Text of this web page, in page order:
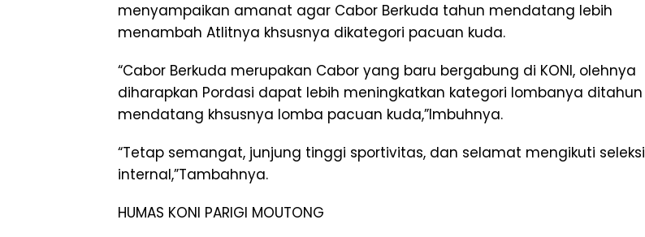
menyampaikan amanat agar Cabor Berkuda tahun mendatang lebih
menambah Atlitnya khsusnya dikategori pacuan kuda.
“Cabor Berkuda merupakan Cabor yang baru bergabung di KONI, olehnya
diharapkan Pordasi dapat lebih meningkatkan kategori lombanya ditahun
mendatang khsusnya lomba pacuan kuda,”Imbuhnya.
“Tetap semangat, junjung tinggi sportivitas, dan selamat mengikuti seleksi
internal,”Tambahnya.
HUMAS KONI PARIGI MOUTONG